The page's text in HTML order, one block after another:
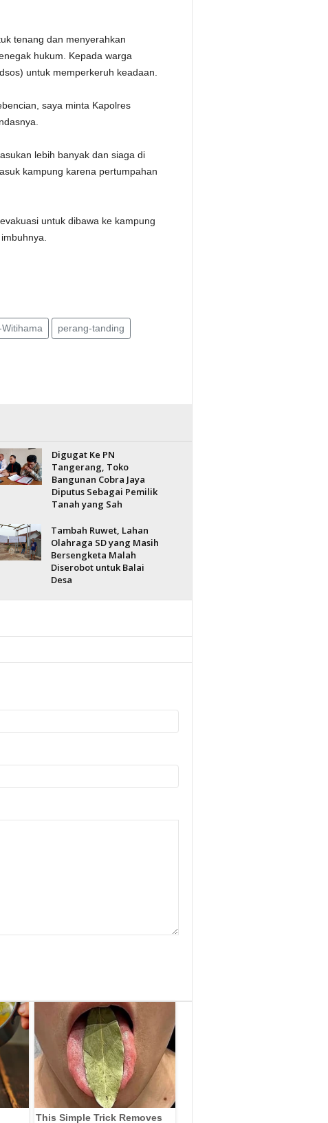
tenang dan menyerahkan
hukum. Kepada warga
untuk memperkeruh keadaan.
saya minta Kapolres
lebih banyak dan siaga di
kampung karena pertumpahan
untuk dibawa ke kampung
perang-tanding
Digugat Ke PN
Tangerang, Toko
Bangunan Cobra Jaya
Diputus Sebagai Pemilik
Tanah yang Sah
Tambah Ruwet, Lahan
Olahraga SD yang Masih
Bersengketa Malah
Diserobot untuk Balai
Desa
This Simple Trick Removes